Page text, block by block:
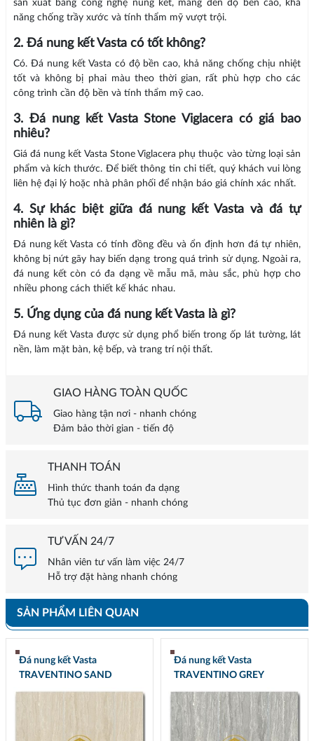
sản xuất bằng công nghệ nung kết, mang đến độ bền cao, khả
năng chống trầy xước và tính thẩm mỹ vượt trội.
2. Đá nung kết Vasta có tốt không?
Có. Đá nung kết Vasta có độ bền cao, khả năng chống chịu nhiệt
tốt và không bị phai màu theo thời gian, rất phù hợp cho các
công trình cần độ bền và tính thẩm mỹ cao.
3. Đá nung kết Vasta Stone Viglacera có giá bao
nhiêu?
Giá đá nung kết Vasta Stone Viglacera phụ thuộc vào từng loại sản
phẩm và kích thước. Để biết thông tin chi tiết, quý khách vui lòng
liên hệ đại lý hoặc nhà phân phối để nhận báo giá chính xác nhất.
4. Sự khác biệt giữa đá nung kết Vasta và đá tự
nhiên là gì?
Đá nung kết Vasta có tính đồng đều và ổn định hơn đá tự nhiên,
không bị nứt gãy hay biến dạng trong quá trình sử dụng. Ngoài ra,
đá nung kết còn có đa dạng về mẫu mã, màu sắc, phù hợp cho
nhiều phong cách thiết kế khác nhau.
5. Ứng dụng của đá nung kết Vasta là gì?
Đá nung kết Vasta được sử dụng phổ biến trong ốp lát tường, lát
nền, làm mặt bàn, kệ bếp, và trang trí nội thất.
GIAO HÀNG TOÀN QUỐC
Giao hàng tận nơi - nhanh chóng
Đảm bảo thời gian - tiến độ
THANH TOÁN
Hình thức thanh toán đa dạng
Thủ tục đơn giản - nhanh chóng
TƯ VẤN 24/7
Nhân viên tư vấn làm việc 24/7
Hỗ trợ đặt hàng nhanh chóng
SẢN PHẨM LIÊN QUAN
Đá nung kết Vasta
TRAVENTINO SAND
Đá nung kết Vasta
TRAVENTINO GREY